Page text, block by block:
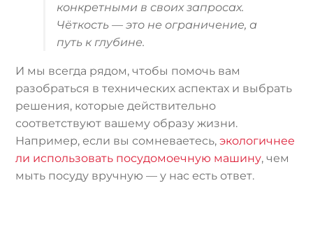
конкретными в своих запросах.
Чёткость — это не ограничение, а
путь к глубине.
И мы всегда рядом, чтобы помочь вам
разобраться в технических аспектах и выбрать
решения, которые действительно
соответствуют вашему образу жизни.
Например, если вы сомневаетесь,экологичнее
ли использовать посудомоечную машину, чем
мыть посуду вручную — у нас есть ответ.